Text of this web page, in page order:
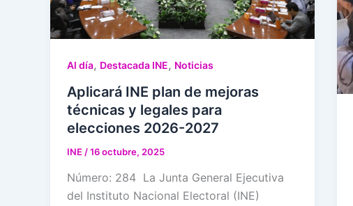
Al día, Destacada INE, Noticias
Aplicará INE plan de mejoras
técnicas y legales para
elecciones 2026-2027
INE /16 octubre, 2025
Número: 284 La Junta General Ejecutiva
del Instituto Nacional Electoral (INE)